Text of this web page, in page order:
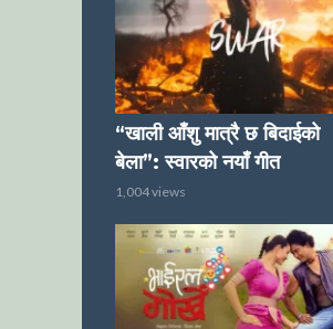
“खाली आँशु मात्रै छ बिदाईको
बेला”: स्वारको नयाँ गीत
1,004 views